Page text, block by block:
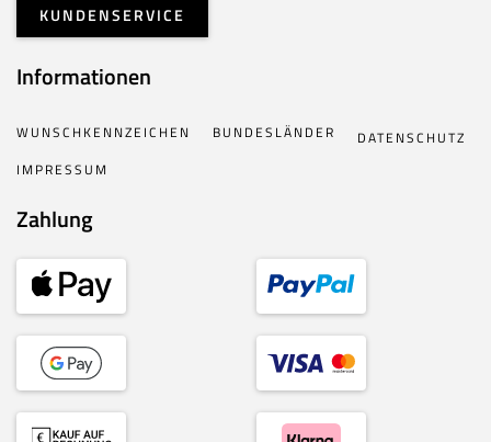
KUNDENSERVICE
Informationen
WUNSCHKENNZEICHEN BUNDESLÄNDER
DATENSCHUTZ
IMPRESSUM
Zahlung